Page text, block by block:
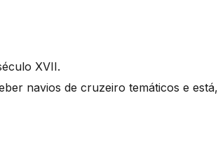
XVII.
navios de cruzeiro temáticos e está,